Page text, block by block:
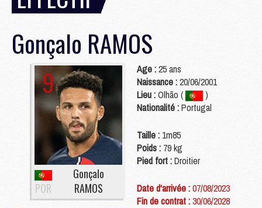
Gonçalo RAMOS
9
POR
Gonçalo
RAMOS
Age :25 ans
Naissance :20/06/2001
Lieu :Olhão (
)
Nationalité :Portugal
Taille : 1m85
Poids : 79 kg
Pied fort :Droitier
Date d'arrivée :07/08/2023
Fin de contrat :30/06/2028